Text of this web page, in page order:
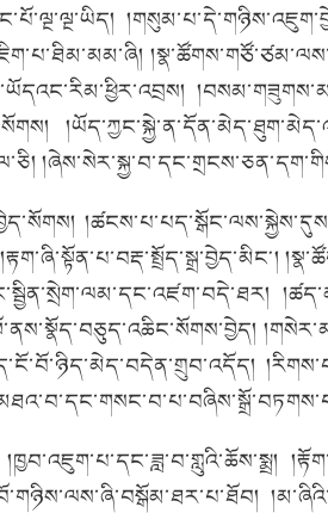
།ཁྱབ་འཇུག་པ་དང་ཟླ་བ་གླུའི་ཆོས་སྨྲ།